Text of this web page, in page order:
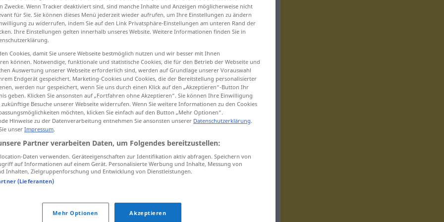
for inspection take one’s guard
mouth of the harbou at the mouth of the harbor
ausliegenvon Zeitungen
Zwecke. Wenn Tracker deaktiviert sind, sind manche Inhalte und Anzeigen möglicherweise nicht
für Sie. Sie können dieses Menü jederzeit wieder aufrufen, um Ihre Einstellungen zu ändern
zu widerrufen, indem Sie auf den Link Privatsphäre-Einstellungen am unteren Rand der
Ihre Einstellungen gelten innerhalb unseres Website. Weitere Informationen finden Sie in
Cookies, damit Sie unsere Webseite bestmöglich nutzen und wir besser mit Ihnen
können. Notwendige, funktionale und statistische Cookies, die für den Betrieb der Webseite und
Auswertung unserer Webseite erforderlich sind, werden auf Grundlage unserer Vorauswahl
Endgerät gespeichert. Marketing-Cookies und Cookies, die der Bereitstellung personalisierter
werden nur gespeichert, wenn Sie uns durch einen Klick auf den „Akzeptieren“-Button Ihr
geben. Klicken Sie ansonsten auf „Fortfahren ohne Akzeptieren“. Sie können Ihre Einwilligung
Besuche unserer Webseite widerrufen. Wenn Sie weitere Informationen zu den Cookies
möchten, klicken Sie einfach auf den Button „Mehr Optionen“.
Hinweise zu der Datenverarbeitung entnehmen Sie ansonsten unserer Datenschutzerklärung.
unser Impressum.
Partner verarbeiten Daten, um Folgendes bereitzustellen:
Daten verwenden. Geräteeigenschaften zur Identifikation aktiv abfragen. Speichern von
auf Informationen auf einem Gerät. Personalisierte Werbung und Inhalte, Messung von
Inhalten, Zielgruppenforschung und Entwicklung von Dienstleistungen.
(Lieferanten)
Mehr Optionen Akzeptieren